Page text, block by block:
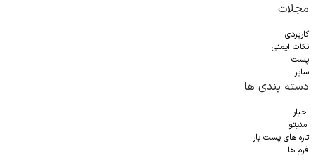
مجلات
کاربردی
نکات ایمنی
پست
سایر
دسته بندی ها
اخبار
امنیتو
تازه های پست بار
فرم ها